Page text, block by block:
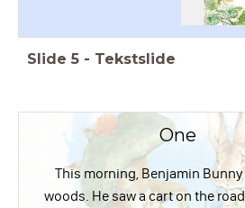
Slide 5 - Tekstslide
One
This morning, Benjamin
woods. He saw a cart on the